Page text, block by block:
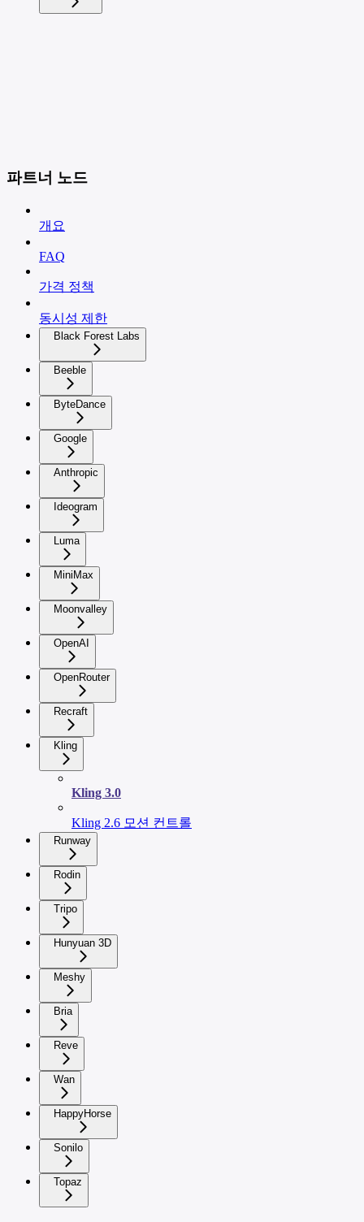
파트너 노드
개요
FAQ
가격 정책
동시성 제한
Black Forest Labs
Beeble
ByteDance
Google
Anthropic
Ideogram
Luma
MiniMax
Moonvalley
OpenAI
OpenRouter
Recraft
Kling
Kling 3.0
Kling 2.6 모션 컨트롤
Runway
Rodin
Tripo
Hunyuan 3D
Meshy
Bria
Reve
Wan
HappyHorse
Sonilo
Topaz